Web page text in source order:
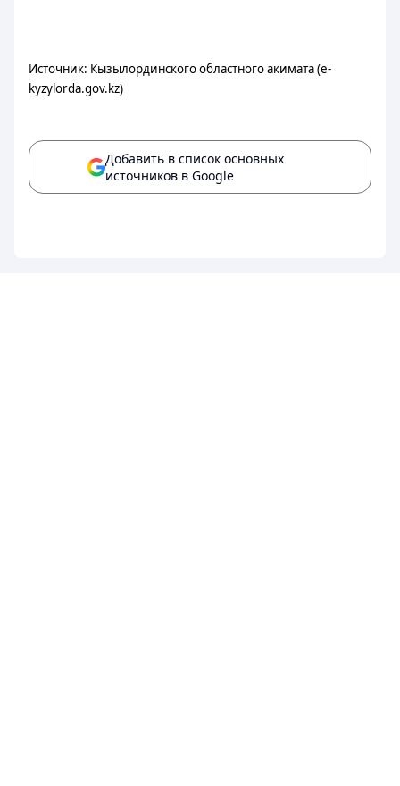
Источник: Кызылординского областного акимата (e-
kyzylorda.gov.kz)
Добавить в список основных
источников в Google